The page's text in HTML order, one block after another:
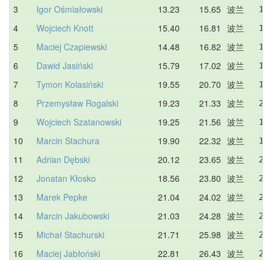
3 Igor Ośmiałowski 13.23 15.65 波兰
4 Wojciech Knott 15.40 16.81 波兰
5 Maciej Czapiewski 14.48 16.82 波兰
6 Dawid Jasiński 15.79 17.02 波兰
7 Tymon Kolasiński 19.55 20.70 波兰
8 Przemysław Rogalski 19.23 21.33 波兰
9 Wojciech Szatanowski 19.25 21.56 波兰
10 Marcin Stachura 19.90 22.32 波兰
11 Adrian Dębski 20.12 23.65 波兰
12 Jonatan Kłosko 18.56 23.80 波兰
13 Marek Pepke 21.04 24.02 波兰
14 Marcin Jakubowski 21.03 24.28 波兰
15 Michał Stachurski 21.71 25.98 波兰
16 Maciej Jabłoński 22.81 26.43 波兰